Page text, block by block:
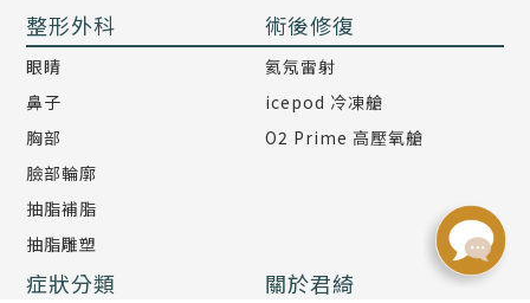
整形外科
眼睛
鼻子
胸部
臉部輪廓
抽脂補脂
抽脂雕塑
術後修復
氦氖雷射
icepod 冷凍艙
O2 Prime 高壓氧艙
症狀分類 關於君綺